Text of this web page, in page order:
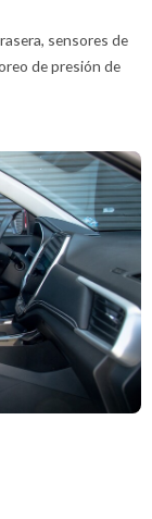
sensores de
de presión de